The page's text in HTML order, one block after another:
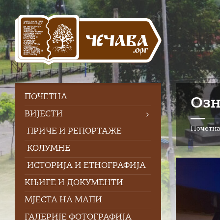
Skip
content
Skip
left
sidebar
Skip
right
sidebar
Skip
footer
Почетна
ПOЧЕТНА
ВИЈЕСТИ
ПРИЧЕ И РЕПОРТАЖЕ
КОЛУМНЕ
ИСТОРИЈА И ЕТНОГРАФИЈА
КЊИГЕ И ДОКУМЕНТИ
МЈЕСТА НА МАПИ
ГАЛЕРИЈЕ ФОТОГРАФИЈА